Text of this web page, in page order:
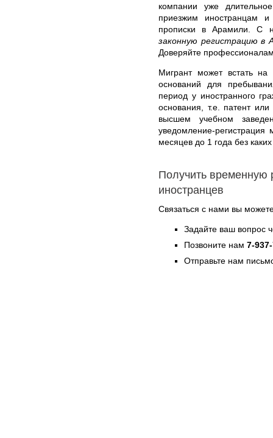
компании уже
приезжим иностранцам
прописки в Арамили.
законную регистрацию в
Доверяйте
Мигрант может встать
оснований для
период у иностранного
основания, т.е. патент
высшем учебном
уведомление-
месяцев до 1 года без
Получить временную
иностранцев
Связаться с нами вы
Задайте ваш вопрос
Позвоните нам 7-
Отправьте нам